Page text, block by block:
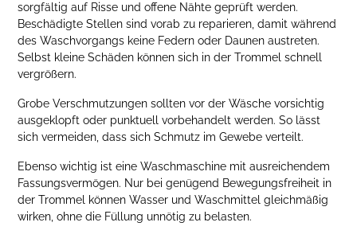
sorgfältig auf Risse und offene Nähte geprüft werden.
Beschädigte Stellen sind vorab zu reparieren, damit während
des Waschvorgangs keine Federn oder Daunen austreten.
Selbst kleine Schäden können sich in der Trommel schnell
vergrößern.
Grobe Verschmutzungen sollten vor der Wäsche vorsichtig
ausgeklopft oder punktuell vorbehandelt werden. So lässt
sich vermeiden, dass sich Schmutz im Gewebe verteilt.
Ebenso wichtig ist eine Waschmaschine mit ausreichendem
Fassungsvermögen. Nur bei genügend Bewegungsfreiheit in
der Trommel können Wasser und Waschmittel gleichmäßig
wirken, ohne die Füllung unnötig zu belasten.